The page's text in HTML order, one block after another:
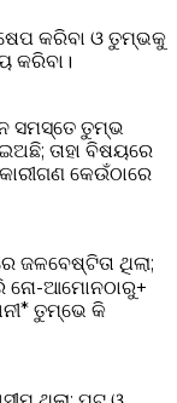
କରିବା ଓ ତୁମ୍ଭକୁ
କରିବା।
ସମସ୍ତେ ତୁମ୍ଭ
ତାହା ବିଷୟରେ
କେଉଁଠାରେ
ଜଳବେଷ୍ଟିତା ଥିଲା;
ନୋ-ଆମୋନଠାରୁ+
ତୁମ୍ଭେ କି